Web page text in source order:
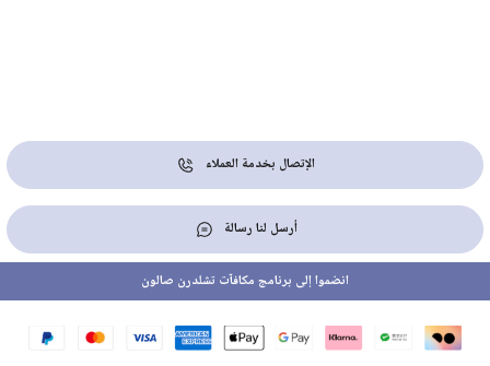
الإتصال بخدمة العملاء
أرسل لنا رسالة
انضموا إلى برنامج مكافآت تشلدرن صالون